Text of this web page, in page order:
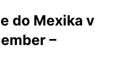
do Mexika v
–